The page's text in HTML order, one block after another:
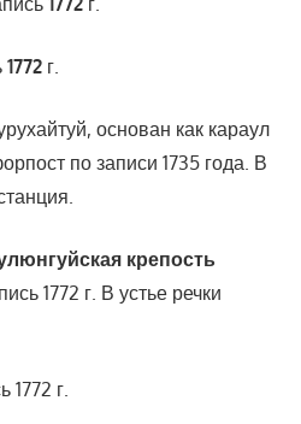
1772г.
основан как караул
по записи 1735 года. В
крепость
1772 г. В устье речки
1772 г.